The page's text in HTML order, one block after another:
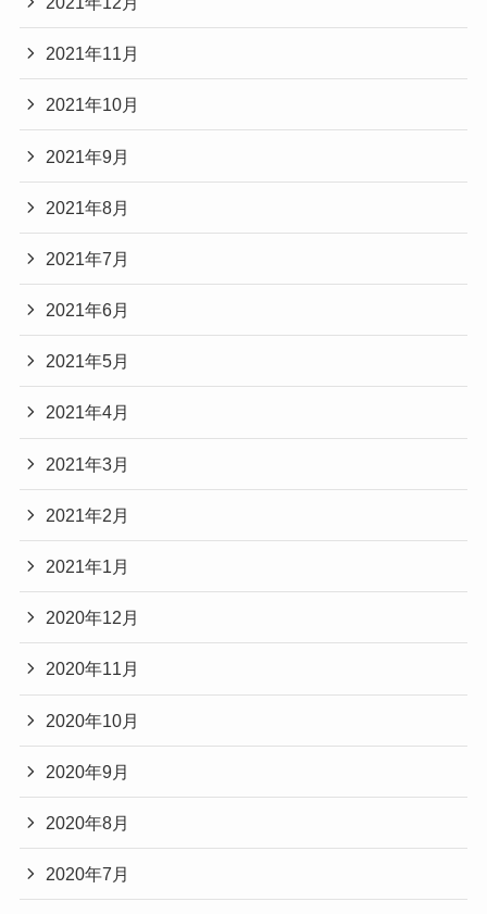
2021年11月
2021年10月
2021年9月
2021年8月
2021年7月
2021年6月
2021年5月
2021年4月
2021年3月
2021年2月
2021年1月
2020年12月
2020年11月
2020年10月
2020年9月
2020年8月
2020年7月